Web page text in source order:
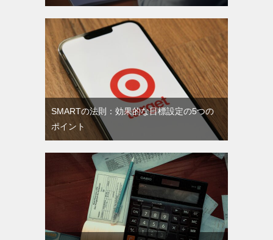
SMARTの法則：効果的な目標設定の5つの
ポイント